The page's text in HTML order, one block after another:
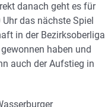
danach geht es für
das nächste Spiel
in der Bezirksoberliga
haben und
auch der Aufstieg in